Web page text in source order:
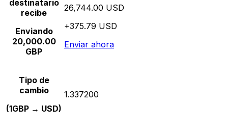
destinatario
recibe
Enviando
20,000.00
GBP
26,744.00 USD
+375.79 USD
Enviar ahora
Tipo de
cambio
(1GBP → USD)
1.337200